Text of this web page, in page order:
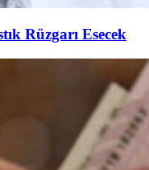
Rüzgarı Esecek